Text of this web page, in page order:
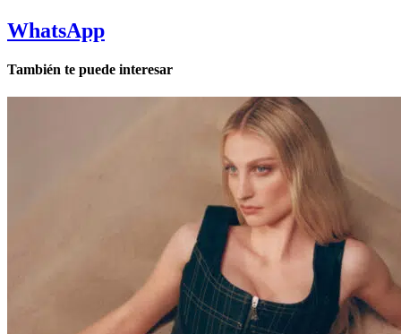
WhatsApp
También te puede interesar